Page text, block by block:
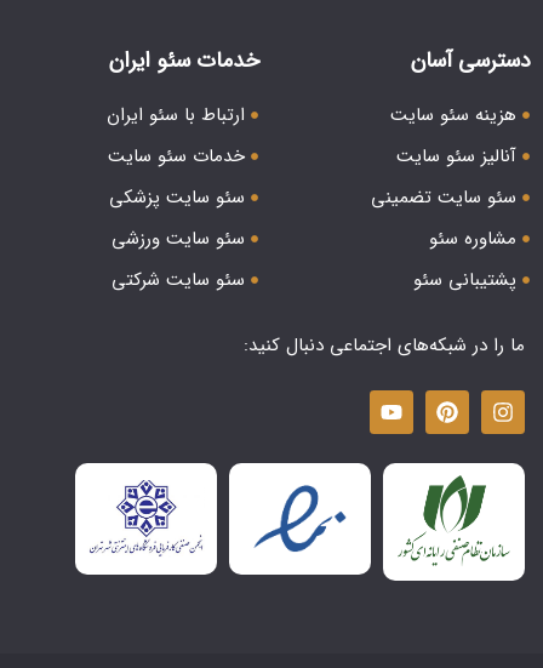
دسترسی آسان
هزینه سئو سایت
آنالیز سئو سایت
سئو سایت تضمینی
مشاوره سئو
پشتیبانی سئو
خدمات سئو ایران
ارتباط با سئو ایران
خدمات سئو سایت
سئو سایت پزشکی
سئو سایت ورزشی
سئو سایت شرکتی
ما را در شبکه‌های اجتماعی دنبال کنید: